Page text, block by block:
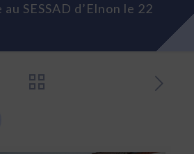
SESSAD d’Elnon le 22